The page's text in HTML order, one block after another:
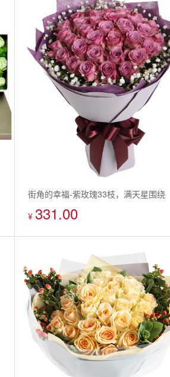
街角的幸福-紫玫瑰33枝，满天星围绕
¥ 331.00